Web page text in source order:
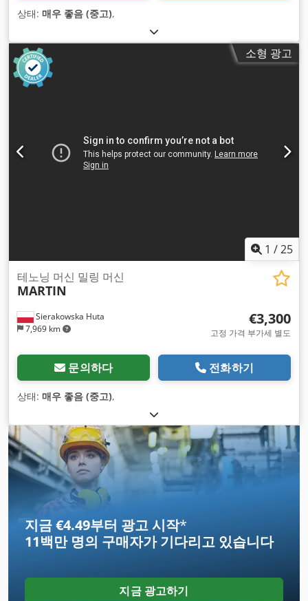
상태: 매우 좋음 (중고),
소형 광고
1 /25
Sierakowska Huta
7,969 km
테노닝 머신 밀링 머신
MARTIN
€3,300
고정 가격 부가세 별도
문의하다 전화하기
상태: 매우 좋음 (중고),
지금 €4.49부터 광고 시작*
11백만 명의 구매자가 기다리고 있습니다
지금 광고하기